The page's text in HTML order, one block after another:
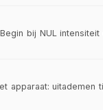
bij NUL